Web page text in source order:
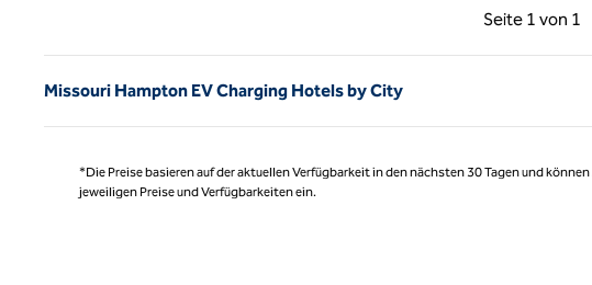
Seite 1
Vorherige Seite, 1
Seite 1 von 1
Missouri Hampton EV Charging Hotels by City
*Die Preise basieren auf der aktuellen Verfügbarkeit in den nächsten 30 Tagen und
jeweiligen Preise und Verfügbarkeiten ein.